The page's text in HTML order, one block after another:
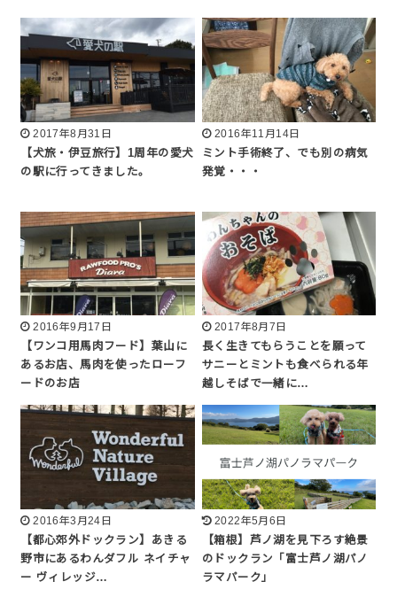
2017年8月31日
【犬旅・伊豆旅行】1周年の愛犬
の駅に行ってきました。
2016年11月14日
ミント手術終了、でも別の病気
発覚・・・
2016年9月17日
【ワンコ用馬肉フード】葉山に
あるお店、馬肉を使ったローフ
ードのお店
2017年8月7日
長く生きてもらうことを願って
サニーとミントも食べられる年
越しそばで一緒に…
2016年3月24日
【都心郊外ドックラン】あきる
野市にあるわんダフル ネイチャ
ー ヴィレッジ…
2022年5月6日
【箱根】芦ノ湖を見下ろす絶景
のドックラン「富士芦ノ湖パノ
ラマパーク」